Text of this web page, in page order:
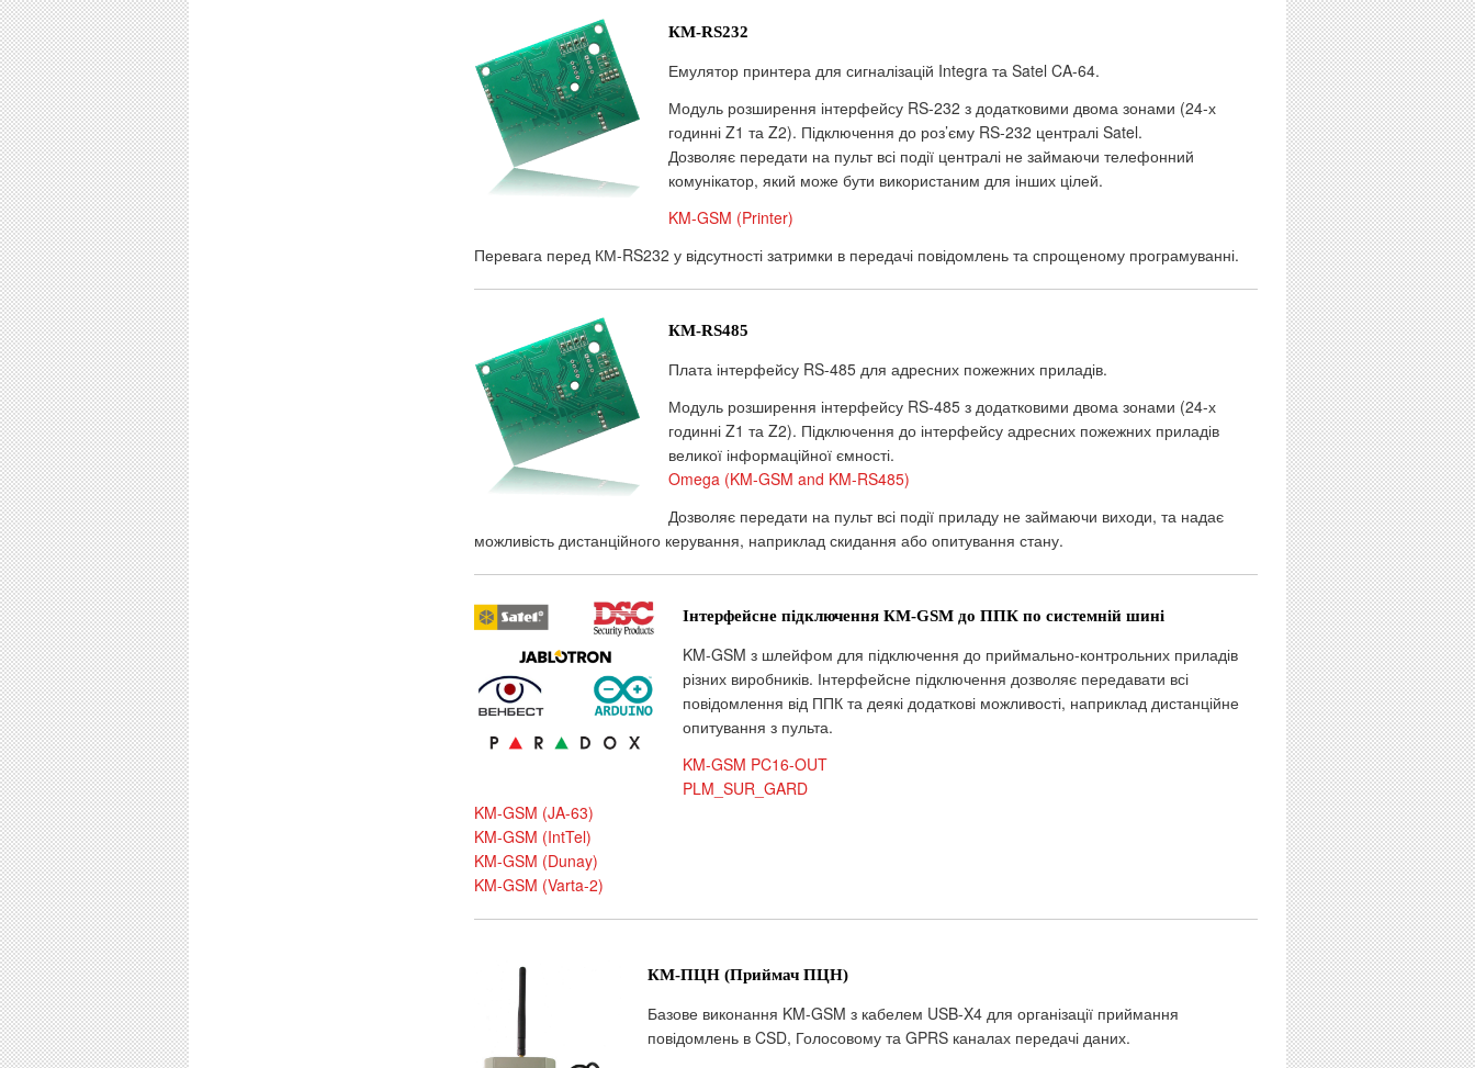
КМ-RS232
Емулятор принтера для сигналізацій Integra та Satel CA-64.
Модуль розширення інтерфейсу RS-232 з додатковими двома зонами (24-х
годинні Z1 та Z2). Підключення до роз’єму RS-232 централі Satel.
Дозволяє передати на пульт всі події централі не займаючи телефонний
комунікатор, який може бути використаним для інших цілей.
KM-GSM (Printer)
Перевага перед КМ-RS232 у відсутності затримки в передачі повідомлень та спрощеному програмуванні.
КМ-RS485
Плата інтерфейсу RS-485 для адресних пожежних приладів.
Модуль розширення інтерфейсу RS-485 з додатковими двома зонами (24-х
годинні Z1 та Z2). Підключення до інтерфейсу адресних пожежних приладів
великої інформаційної ємності.
Omega (KM-GSM and KM-RS485)
Дозволяє передати на пульт всі події приладу не займаючи виходи, та надає
можливість дистанційного керування, наприклад скидання або опитування стану.
Інтерфейсне підключення КМ-GSM до ППК по системній шині
KM-GSM з шлейфом для підключення до приймально-контрольних приладів
різних виробників. Інтерфейсне підключення дозволяє передавати всі
повідомлення від ППК та деякі додаткові можливості, наприклад дистанційне
опитування з пульта.
KM-GSM PC16-OUT
PLM_SUR_GARD
KM-GSM (JA-63)
KM-GSM (IntTel)
KM-GSM (Dunay)
KM-GSM (Varta-2)
КМ-ПЦН (Приймач ПЦН)
Базове виконання KM-GSM з кабелем USB-X4 для організації приймання
повідомлень в CSD, Голосовому та GPRS каналах передачі даних.